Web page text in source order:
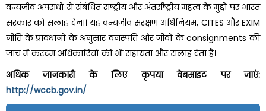
वन्यजीव अपराधों से संबंधित राष्ट्रीय और अंतर्राष्ट्रीय महत्व के मुद्दों पर भारत
सरकार को सलाह देना। यह वन्यजीव संरक्षण अधिनियम, CITES और EXIM
नीति के प्रावधानों के अनुसार वनस्पति और जीवों के consignments की
जांच में कस्टम अधिकारियों की भी सहायता और सलाह देता है।
अधिक जानकारी के लिए कृपया वेबसाइट पर जाएं:
http://wccb.gov.in/